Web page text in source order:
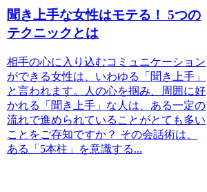
聞き上手な女性はモテる！ 5つの
テクニックとは
相手の心に入り込むコミュニケーション
ができる女性は、いわゆる「聞き上手」
と言われます。人の心を掴み、周囲に好
かれる「聞き上手」な人は、ある一定の
流れで進められていることがとても多い
ことをご存知ですか？ その会話術は、
ある「5本柱」を意識する...